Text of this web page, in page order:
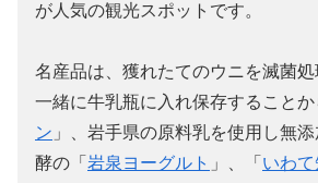
が人気の観光スポットです。
名産品は、獲れたてのウニを滅菌
一緒に牛乳瓶に入れ保存することか
ン 」、岩手県の原料乳を使用し無
酵の「 岩泉ヨーグルト 」、「 いわ